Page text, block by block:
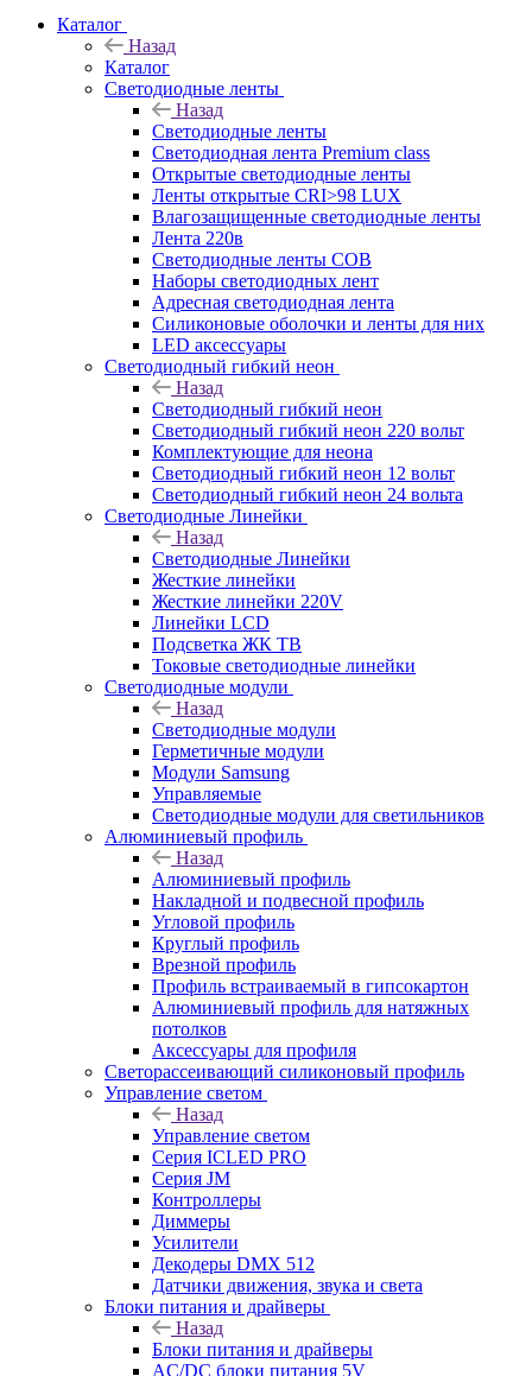
Каталог
Назад
Каталог
Светодиодные ленты
Назад
Светодиодные ленты
Светодиодная лента Premium class
Открытые светодиодные ленты
Ленты открытые CRI>98 LUX
Влагозащищенные светодиодные ленты
Лента 220в
Светодиодные ленты COB
Наборы светодиодных лент
Адресная светодиодная лента
Силиконовые оболочки и ленты для них
LED аксессуары
Светодиодный гибкий неон
Назад
Светодиодный гибкий неон
Светодиодный гибкий неон 220 вольт
Комплектующие для неона
Светодиодный гибкий неон 12 вольт
Светодиодный гибкий неон 24 вольта
Светодиодные Линейки
Назад
Светодиодные Линейки
Жесткие линейки
Жесткие линейки 220V
Линейки LCD
Подсветка ЖК ТВ
Токовые светодиодные линейки
Светодиодные модули
Назад
Светодиодные модули
Герметичные модули
Модули Samsung
Управляемые
Светодиодные модули для светильников
Алюминиевый профиль
Назад
Алюминиевый профиль
Накладной и подвесной профиль
Угловой профиль
Круглый профиль
Врезной профиль
Профиль встраиваемый в гипсокартон
Алюминиевый профиль для натяжных
потолков
Аксессуары для профиля
Светорассеивающий силиконовый профиль
Управление светом
Назад
Управление светом
Серия ICLED PRO
Серия JM
Контроллеры
Диммеры
Усилители
Декодеры DMX 512
Датчики движения, звука и света
Блоки питания и драйверы
Назад
Блоки питания и драйверы
AC/DC блоки питания 5V